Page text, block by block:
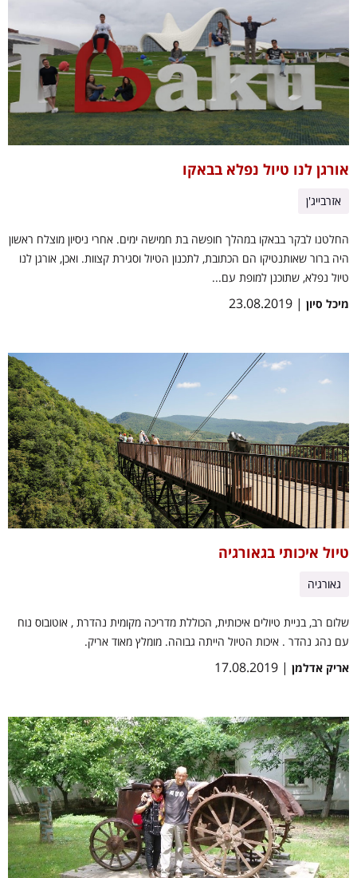
אורגן לנו טיול נפלא בבאקו
אזרבייג'ן
החלטנו לבקר בבאקו במהלך חופשה בת חמישה ימים. אחרי ניסיון מוצלח ראשון
היה ברור שאותנטיקו הם הכתובת, לתכנון הטיול וסגירת קצוות. ואכן, אורגן לנו
טיול נפלא, שתוכנן למופת עם...
מיכל סיון | 23.08.2019
טיול איכותי בגאורגיה
גאורגיה
שלום רב, בניית טיולים איכותית, הכוללת מדריכה מקומית נהדרת , אוטובוס נוח
עם נהג נהדר . איכות הטיול הייתה גבוהה. מומלץ מאוד אריק.
אריק אדלמן | 17.08.2019